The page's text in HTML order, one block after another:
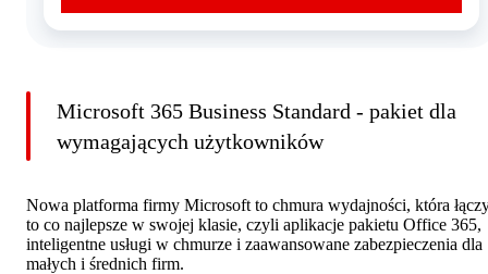
Microsoft 365 Business Standard - pakiet dla
wymagających użytkowników
Nowa platforma firmy Microsoft to chmura wydajności, która
to co najlepsze w swojej klasie, czyli aplikacje pakietu Office 365,
inteligentne usługi w chmurze i zaawansowane zabezpieczenia dla
małych i średnich firm.